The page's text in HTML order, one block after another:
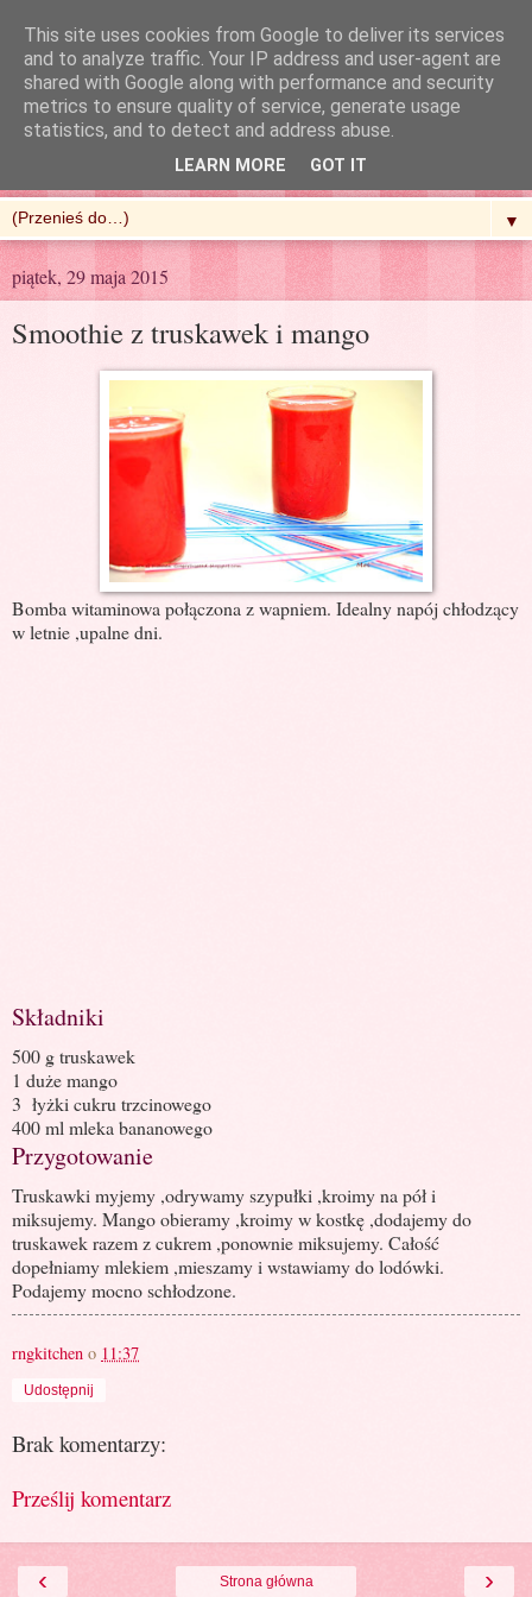
R'n'G Kitchen
▼
piątek, 29 maja 2015
Smoothie z truskawek i mango
Bomba witaminowa połączona z wapniem. Idealny napój chłodzący
w letnie ,upalne dni.
Składniki
500 g truskawek
1 duże mango
3 łyżki cukru trzcinowego
400 ml mleka bananowego
Przygotowanie
Truskawki myjemy ,odrywamy szypułki ,kroimy na pół i
miksujemy. Mango obieramy ,kroimy w kostkę ,dodajemy do
truskawek razem z cukrem ,ponownie miksujemy. Całość
dopełniamy mlekiem ,mieszamy i wstawiamy do lodówki.
Podajemy mocno schłodzone.
rngkitchen o 11:37
Udostępnij
Brak komentarzy:
Prześlij komentarz
‹ ›
Strona główna
This site uses cookies from Google to deliver its services
and to analyze traffic. Your IP address and user-agent are
shared with Google along with performance and security
metrics to ensure quality of service, generate usage
statistics, and to detect and address abuse.
LEARN MORE GOT IT